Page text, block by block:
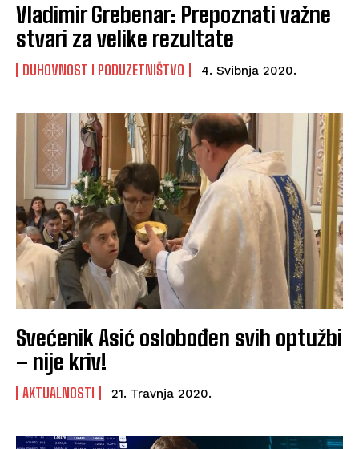
Vladimir Grebenar: Prepoznati važne
stvari za velike rezultate
DUHOVNOST I PODUZETNIŠTVO 4. Svibnja 2020.
Svećenik Asić oslobođen svih optužbi
– nije kriv!
AKTUALNOSTI 21. Travnja 2020.